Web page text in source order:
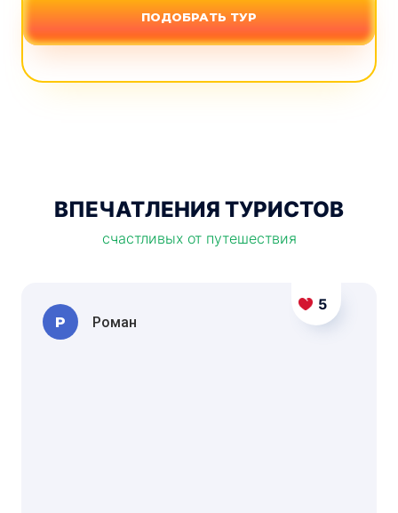
ПОДОБРАТЬ ТУР
ВПЕЧАТЛЕНИЯ ТУРИСТОВ
счастливых от путешествия
Р Роман
5